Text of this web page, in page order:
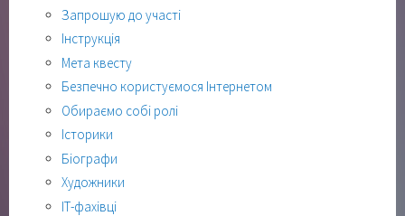
Запрошую до участі
Інструкція
Мета квесту
Безпечно користуємося Інтернетом
Обираємо собі ролі
Історики
Біографи
Художники
ІТ-фахівці